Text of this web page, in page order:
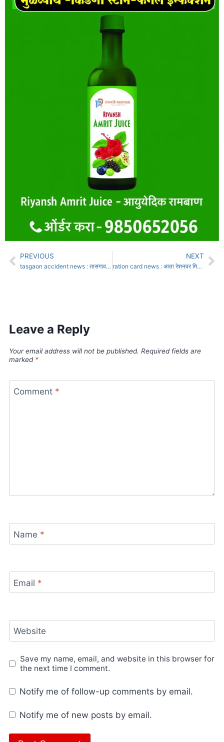
PREVIOUS
tasgaon accident news : तासगावजवळ कार-दुचाकीच्या भीषण अपघातात बुर्लीचे तिघे ठार
NEXT
ration card news : आता रेशनवर मिळणार ज्वारी; बारा जिल्ह्यांना धान्य उचल करण्याचे आदेश
Leave a Reply
Your email address will not be published. Required fields are
marked *
Comment *
Name *
Email *
Website
Save my name, email, and website in this browser for
the next time I comment.
Notify me of follow-up comments by email.
Notify me of new posts by email.